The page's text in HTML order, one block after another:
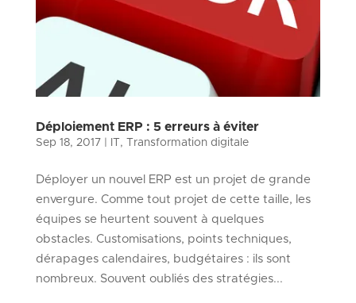
Déploiement ERP : 5 erreurs à éviter
Sep 18, 2017| IT, Transformation digitale
Déployer un nouvel ERP est un projet de grande
envergure. Comme tout projet de cette taille, les
équipes se heurtent souvent à quelques
obstacles. Customisations, points techniques,
dérapages calendaires, budgétaires : ils sont
nombreux. Souvent oubliés des stratégies...